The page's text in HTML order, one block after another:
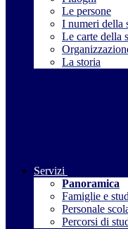
Le persone
I numeri della
Le carte della
La storia
Servizi
Panoramica
Famiglie e
Personale
Percorsi di